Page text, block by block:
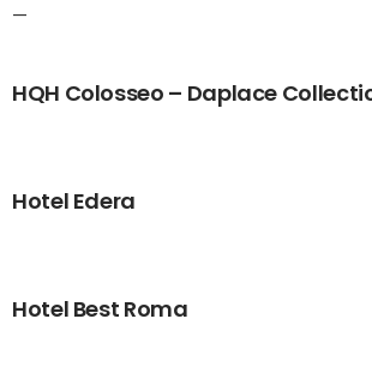
—
HQH Colosseo – Daplace
Hotel Edera
Hotel Best Roma